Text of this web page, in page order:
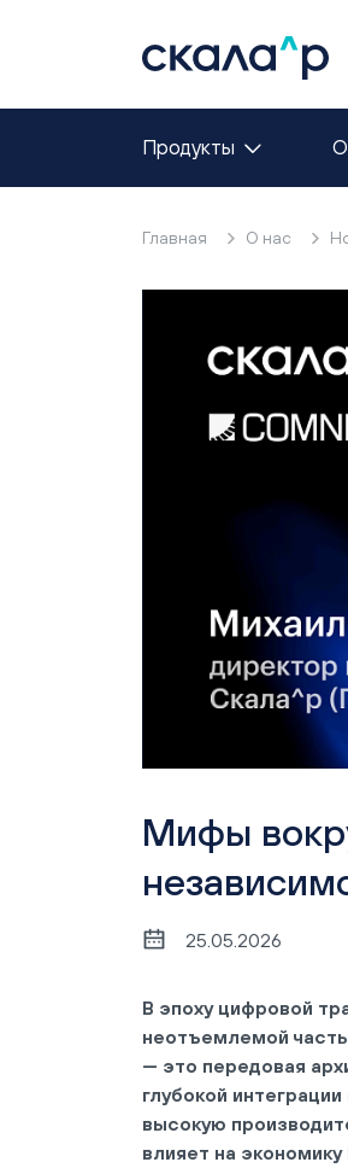
Продукты
Главная О нас
Мифы
25.05.2026
В эпоху цифровой
неотъемлемой
— это передовая
глубокой
высокую
влияет на